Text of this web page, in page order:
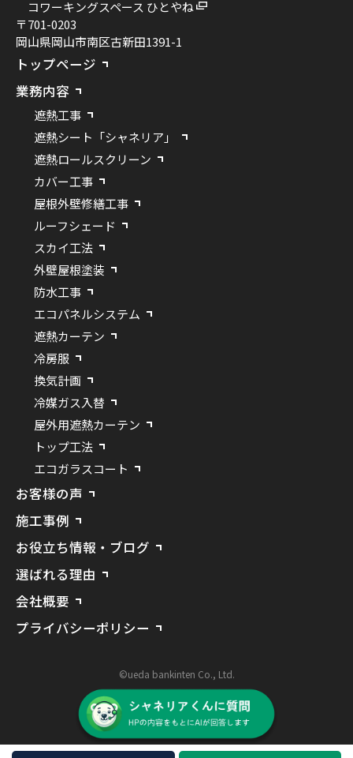
コワーキングスペース ひとやね
〒701-0203
岡山県岡山市南区古新田1391-1
お客様の声
施工事例
お役立ち情報・ブログ
選ばれる理由
会社概要
プライバシーポリシー
トップページ
業務内容
遮熱工事
遮熱シート「シャネリア」
遮熱ロールスクリーン
カバー工事
屋根外壁修繕工事
ルーフシェード
スカイ工法
外壁屋根塗装
防水工事
エコパネルシステム
遮熱カーテン
冷房服
換気計画
冷媒ガス入替
屋外用遮熱カーテン
トップ工法
エコガラスコート
©ueda bankinten Co., Ltd.